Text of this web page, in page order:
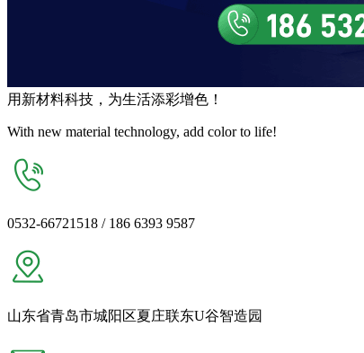
用 新材料科技，为生活添彩增色 ！
With new material technology, add color to life!
0532-66721518 / 186 6393 9587
山东省青岛市城阳区夏庄联东U谷智造园